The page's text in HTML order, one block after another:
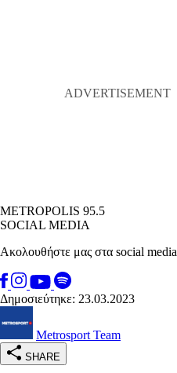
METROPOLIS 95.5
SOCIAL MEDIA
Ακολουθήστε μας στα social media
Δημοσιεύτηκε: 23.03.2023
Metrosport Team
SHARE